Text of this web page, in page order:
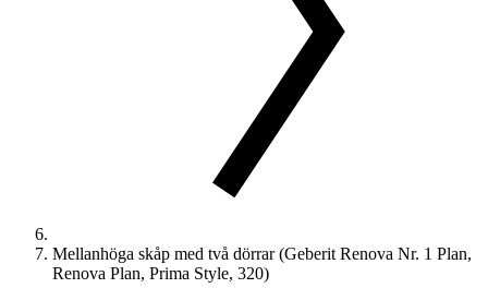
Mellanhöga skåp med två dörrar (Geberit Renova Nr. 1 Plan,
Renova Plan, Prima Style, 320)